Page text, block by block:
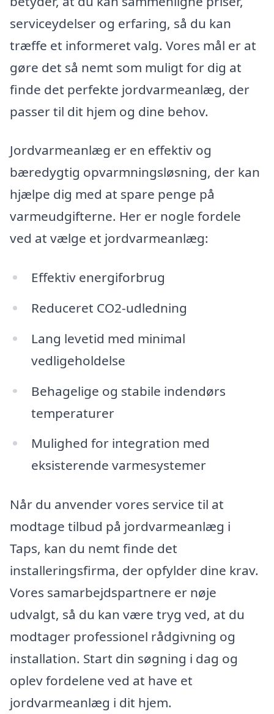
serviceydelser og erfaring, så du kan
træffe et informeret valg. Vores mål er at
gøre det så nemt som muligt for dig at
finde det perfekte jordvarmeanlæg, der
passer til dit hjem og dine behov.
Jordvarmeanlæg er en effektiv og
bæredygtig opvarmningsløsning, der kan
hjælpe dig med at spare penge på
varmeudgifterne. Her er nogle fordele
ved at vælge et jordvarmeanlæg:
Effektiv energiforbrug
Reduceret CO2-udledning
Lang levetid med minimal
vedligeholdelse
Behagelige og stabile indendørs
temperaturer
Mulighed for integration med
eksisterende varmesystemer
Når du anvender vores service til at
modtage tilbud på jordvarmeanlæg i
Taps, kan du nemt finde det
installeringsfirma, der opfylder dine krav.
Vores samarbejdspartnere er nøje
udvalgt, så du kan være tryg ved, at du
modtager professionel rådgivning og
installation. Start din søgning i dag og
oplev fordelene ved at have et
jordvarmeanlæg i dit hjem.